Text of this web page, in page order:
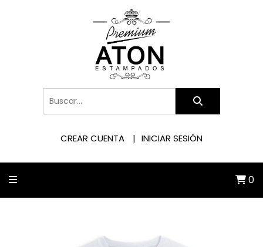
CREAR CUENTA INICIAR SESIÓN
0